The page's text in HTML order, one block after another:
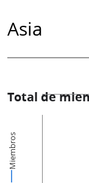
Asia
Total de
Miembros